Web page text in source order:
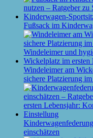
Fußsack im
Windeleimer am
sichere Platzierung
einschätzen